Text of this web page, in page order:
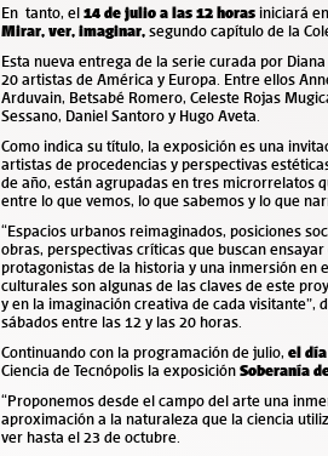
En tanto, el14 de julio a las 12 horas iniciará
Mirar, ver, imaginar,segundo capítulo de la
Esta nueva entrega de la serie curada por
20 artistas de América y Europa. Entre ellos
Arduvain, Betsabé Romero, Celeste Rojas
Sessano, Daniel Santoro y Hugo Aveta.
Como indica su título, la exposición es una
artistas de procedencias y perspectivas
de año, están agrupadas entres microrrelatos
entre lo que vemos, lo que sabemos y lo que
“Espacios urbanos reimaginados, posiciones
obras, perspectivas críticas que buscan
protagonistas de la historia y una inmersión en
culturales son algunas de las claves de este
y en la imaginación creativa de cada visitante”,
sábados entre las 12 y las 20 horas.
Continuando con la programación de julio, el
Ciencia de Tecnópolis la exposiciónSoberanía
“Proponemos desde el campo del arte una
aproximación a la naturaleza que la ciencia
ver hasta el 23 de octubre.